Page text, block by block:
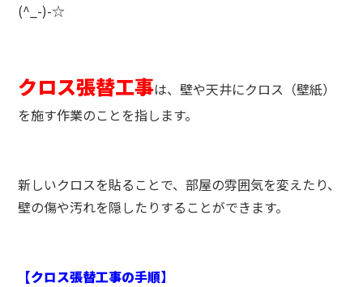
(^_-)-☆
クロス張替工事は、壁や天井にクロス（壁紙）
を施す作業のことを指します。
新しいクロスを貼ることで、部屋の雰囲気を変えたり、
壁の傷や汚れを隠したりすることができます。
【クロス張替工事の手順】